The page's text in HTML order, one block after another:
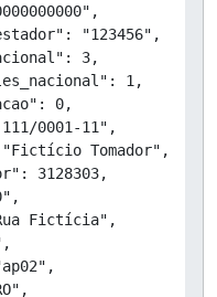
"123456",
3,
1,
0,
0001-11",
Tomador",
3128303,
Fictícia",